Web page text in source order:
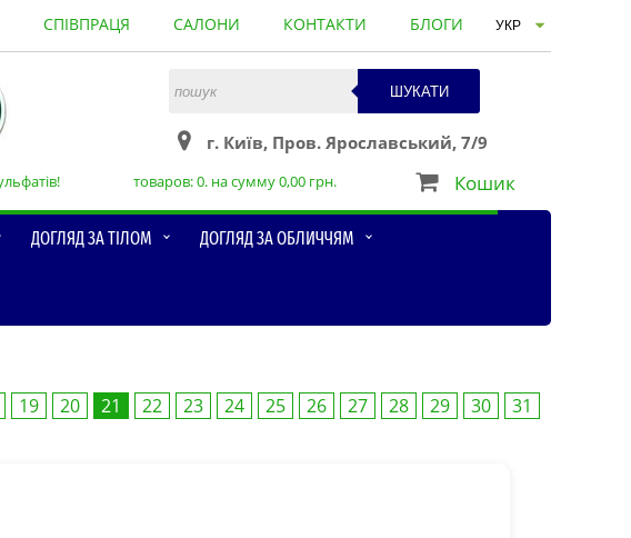
СПІВПРАЦЯ САЛОНИ КОНТАКТИ БЛОГИ
ШУКАТИ
г. Київ, Пров. Ярославський, 7/9
товаров:0. на сумму0,00 грн. Кошик
ДОГЛЯД ЗА ТІЛОМ ДОГЛЯД ЗА ОБЛИЧЧЯМ
19 20 21 22 23 24 25 26 27 28 29 30
31